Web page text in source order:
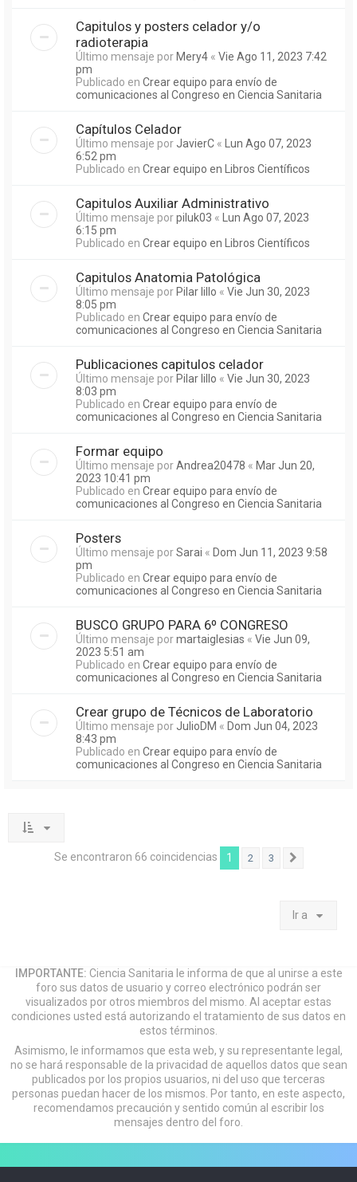
Capitulos y posters celador y/o
radioterapia
Último mensaje por Mery4 « Vie Ago 11, 2023 7:42
pm
Publicado en Crear equipo para envío de
comunicaciones al Congreso en Ciencia Sanitaria
Capítulos Celador
Último mensaje por JavierC « Lun Ago 07, 2023
6:52 pm
Publicado en Crear equipo en Libros Científicos
Capitulos Auxiliar Administrativo
Último mensaje porpiluk03 « Lun Ago 07, 2023
6:15 pm
Publicado en Crear equipo en Libros Científicos
Capitulos Anatomia Patológica
Último mensaje por Pilar lillo « Vie Jun 30, 2023
8:05 pm
Publicado en Crear equipo para envío de
comunicaciones al Congreso en Ciencia Sanitaria
Publicaciones capitulos celador
Último mensaje por Pilar lillo « Vie Jun 30, 2023
8:03 pm
Publicado en Crear equipo para envío de
comunicaciones al Congreso en Ciencia Sanitaria
Formar equipo
Último mensaje porAndrea20478 « Mar Jun 20,
2023 10:41 pm
Publicado en Crear equipo para envío de
comunicaciones al Congreso en Ciencia Sanitaria
Posters
Último mensaje porSarai « Dom Jun 11, 2023 9:58
pm
Publicado en Crear equipo para envío de
comunicaciones al Congreso en Ciencia Sanitaria
BUSCO GRUPO PARA 6º CONGRESO
Último mensaje pormartaiglesias « Vie Jun 09,
2023 5:51 am
Publicado en Crear equipo para envío de
comunicaciones al Congreso en Ciencia Sanitaria
Crear grupo de Técnicos de Laboratorio
Último mensaje por JulioDM « Dom Jun 04, 2023
8:43 pm
Publicado en Crear equipo para envío de
comunicaciones al Congreso en Ciencia Sanitaria
Se encontraron 66 coincidencias 1 2 3
Ir a
IMPORTANTE: Ciencia Sanitaria le informa de que al unirse a este
foro sus datos de usuario y correo electrónico podrán ser
visualizados por otros miembros del mismo. Al aceptar estas
condiciones usted está autorizando el tratamiento de sus datos en
estos términos.
Asimismo, le informamos que esta web, y su representante legal,
no se hará responsable de la privacidad de aquellos datos que sean
publicados por los propios usuarios, ni del uso que terceras
personas puedan hacer de los mismos. Por tanto, en este aspecto,
recomendamos precaución y sentido común al escribir los
mensajes dentro del foro.